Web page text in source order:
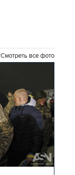
Смотреть все фото